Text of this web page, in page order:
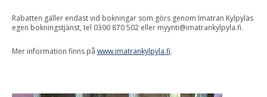
Rabatten gäller endast vid bokningar som görs genom Imatran Kylpyläs
egen bokningstjänst, tel 0300 870 502 eller myynti@imatrankylpyla.fi.
Mer information finns på www.imatrankylpyla.fi.